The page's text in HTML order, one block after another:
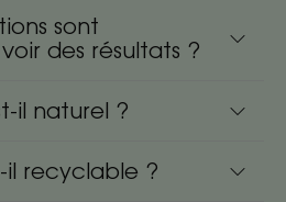
sont
des résultats ?
il naturel ?
il recyclable ?